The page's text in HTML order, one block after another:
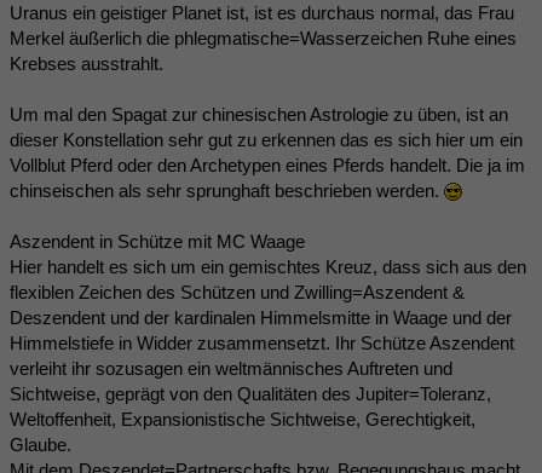
Uranus ein geistiger Planet ist, ist es durchaus normal, das Frau
Merkel äußerlich die phlegmatische=Wasserzeichen Ruhe eines
Krebses ausstrahlt.
Um mal den Spagat zur chinesischen Astrologie zu üben, ist an
dieser Konstellation sehr gut zu erkennen das es sich hier um ein
Vollblut Pferd oder den Archetypen eines Pferds handelt. Die ja im
chinseischen als sehr sprunghaft beschrieben werden.
Aszendent in Schütze mit MC Waage
Hier handelt es sich um ein gemischtes Kreuz, dass sich aus den
flexiblen Zeichen des Schützen und Zwilling=Aszendent &
Deszendent und der kardinalen Himmelsmitte in Waage und der
Himmelstiefe in Widder zusammensetzt. Ihr Schütze Aszendent
verleiht ihr sozusagen ein weltmännisches Auftreten und
Sichtweise, geprägt von den Qualitäten des Jupiter=Toleranz,
Weltoffenheit, Expansionistische Sichtweise, Gerechtigkeit,
Glaube.